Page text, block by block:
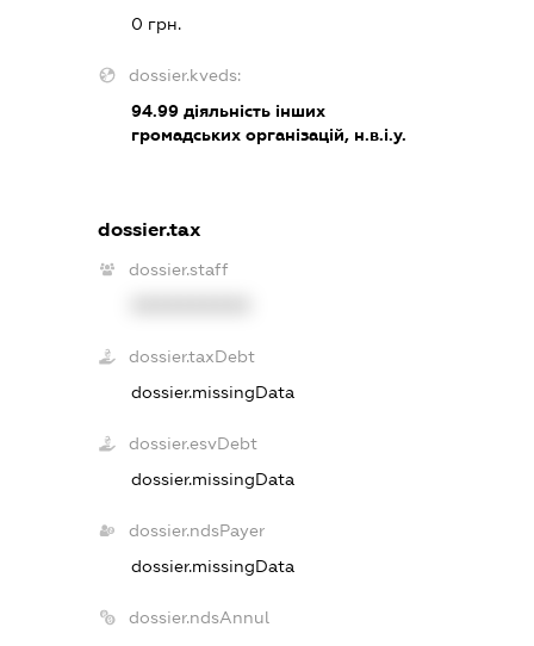
0 грн.
dossier.kveds:
94.99діяльність інших
громадських організацій, н.в.і.у.
dossier.tax
dossier.staff
dossier.taxDebt
dossier.missingData
dossier.esvDebt
dossier.missingData
dossier.ndsPayer
dossier.missingData
dossier.ndsAnnul